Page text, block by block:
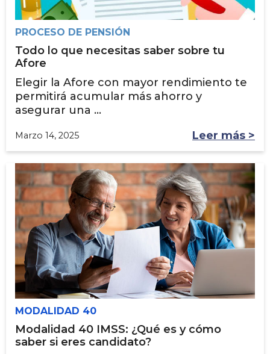
PROCESO DE PENSIÓN
Todo lo que necesitas saber sobre tu
Afore
Elegir la Afore con mayor rendimiento te
permitirá acumular más ahorro y
asegurar una ...
Marzo 14, 2025 Leer más >
MODALIDAD 40
Modalidad 40 IMSS: ¿Qué es y cómo
saber si eres candidato?